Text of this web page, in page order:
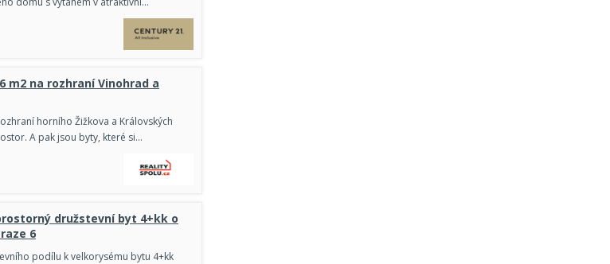
m2 na rozhraní Vinohrad a
horního Žižkova a Královských
A pak jsou byty, které si…
družstevní byt 4+kk o
6
podílu k velkorysému bytu 4+kk